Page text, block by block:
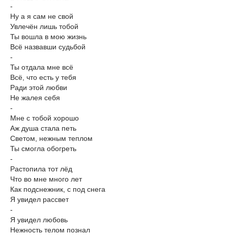
-
Ну а я сам не свой
Увлечён лишь тобой
Ты вошла в мою жизнь
Всё назвавши судьбой
-
Ты отдала мне всё
Всё, что есть у тебя
Ради этой любви
Не жалея себя
-
Мне с тобой хорошо
Аж душа стала петь
Светом, нежным теплом
Ты смогла обогреть
-
Растопила тот лёд
Что во мне много лет
Как подснежник, с под снега
Я увидел рассвет
-
Я увидел любовь
Нежность телом познал